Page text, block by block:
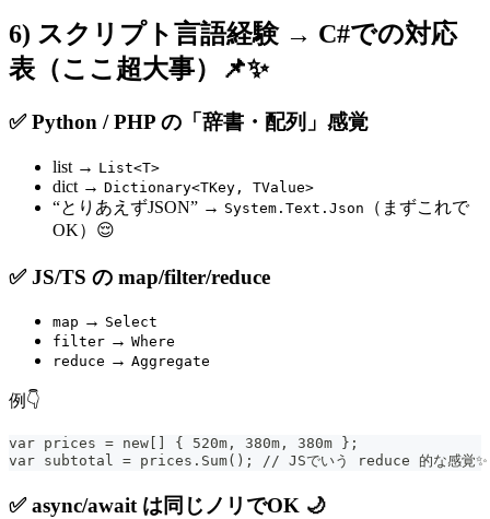
6) スクリプト言語経験 → C#での対応
表（ここ超大事）📌✨
✅ Python / PHP の「辞書・配列」感覚
list → List<T>
dict → Dictionary<TKey, TValue>
“とりあえずJSON” → System.Text.Json
（まずこれで
OK）😌
✅ JS/TS の map/filter/reduce
map → Select
filter → Where
reduce → Aggregate
例👇
var prices = new[] { 520m, 380m, 380m };
var subtotal = prices.Sum(); // JSでいう reduce 的な感覚✨
✅ async/await は同じノリでOK 🌙